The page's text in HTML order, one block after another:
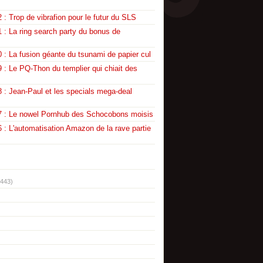
: Trop de vibrafion pour le futur du SLS
: La ring search party du bonus de
: La fusion géante du tsunami de papier cul
: Le PQ-Thon du templier qui chiait des
: Jean-Paul et les specials mega-deal
: Le nowel Pornhub des Schocobons moisis
: L'automatisation Amazon de la rave partie